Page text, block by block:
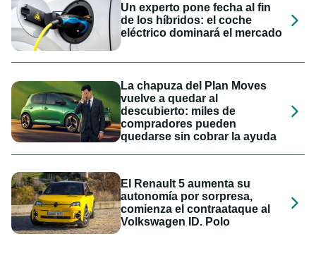
Un experto pone fecha al fin
de los híbridos: el coche
eléctrico dominará el mercado
La chapuza del Plan Moves
vuelve a quedar al
descubierto: miles de
compradores pueden
quedarse sin cobrar la ayuda
El Renault 5 aumenta su
autonomía por sorpresa,
comienza el contraataque al
Volkswagen ID. Polo